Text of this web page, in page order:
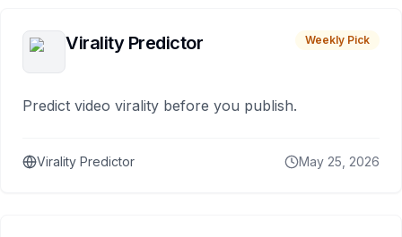
Virality Predictor Weekly Pick
Predict video virality before you publish.
Virality Predictor May 25, 2026